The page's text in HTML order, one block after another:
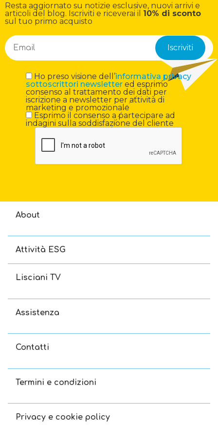
Resta aggiornato su notizie esclusive, nuovi arrivi e
articoli del blog. Iscriviti e riceverai il 10% di sconto
sul tuo primo acquisto
Ho preso visione dell’informativa privacy
sottoscrittori newslettered esprimo
consenso al trattamento dei dati per
iscrizione a newsletter per attività di
marketing e promozionale
Esprimo il consenso a partecipare ad
indagini sulla soddisfazione del cliente
About
Attività ESG
Lisciani TV
Assistenza
Contatti
Termini e condizioni
Privacy e cookie policy